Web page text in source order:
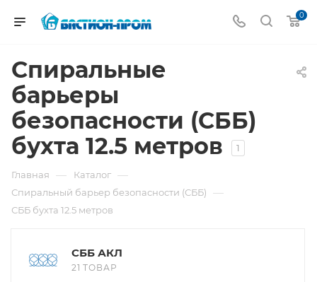
0
Спиральные
барьеры
безопасности (СББ)
бухта 12.5 метров
1
Главная — Каталог —
Спиральный барьер безопасности (СББ) —
СББ бухта 12.5 метров
СББ АКЛ
21 ТОВАР